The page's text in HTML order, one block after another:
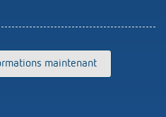
OKTO de Theben
maintenant